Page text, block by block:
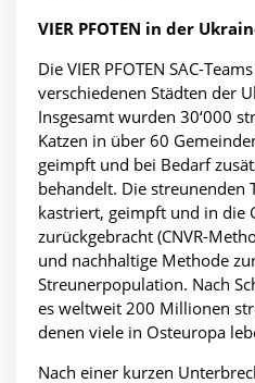
VIER PFOTEN in der
Die VIER PFOTEN SAC-
verschiedenen Städten der
Insgesamt wurden 30‘000
Katzen in über 60
geimpft und bei Bedarf
behandelt. Die streunenden
kastriert, geimpft und in die
zurückgebracht (CNVR-
und nachhaltige Methode
Streunerpopulation. Nach
es weltweit 200 Millionen
denen viele in Osteuropa
Nach einer kurzen